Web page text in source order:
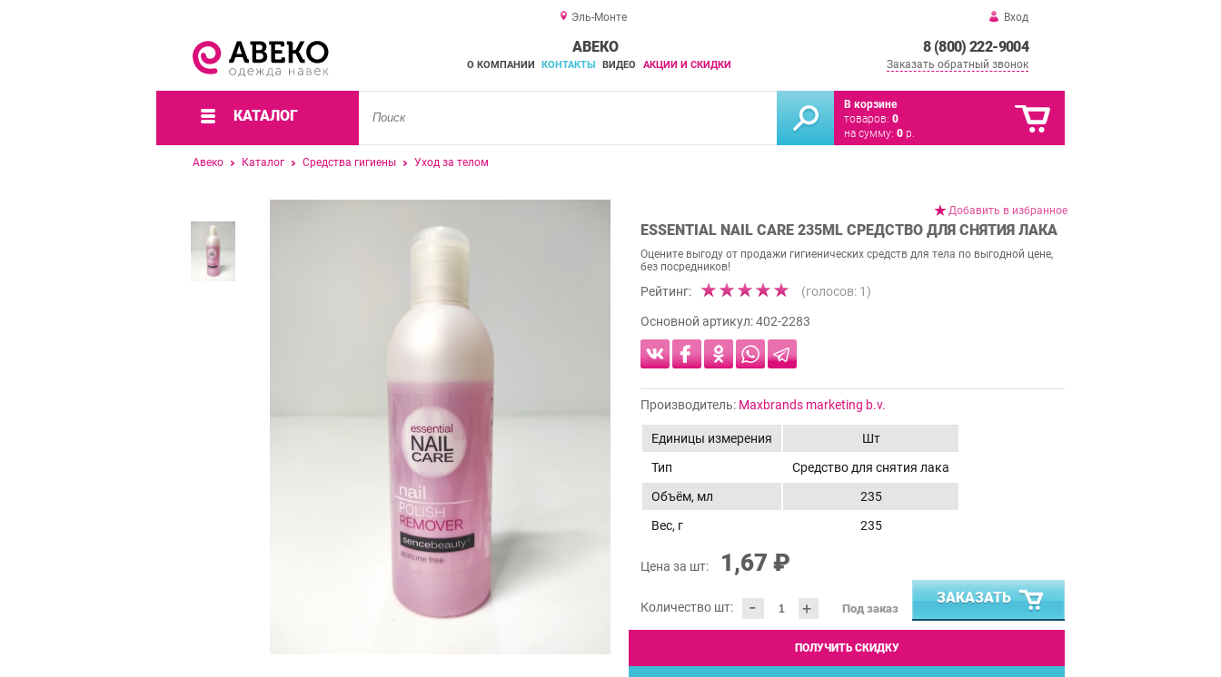
Эль-Монте Вход
8 (800) 222-9004
Заказать обратный звонок
АВЕКО
О КОМПАНИИ КОНТАКТЫ ВИДЕО АКЦИИ И СКИДКИ
КАТАЛОГ
В корзине
товаров: 0
на сумму: 0 р.
Авеко Каталог Средства гигиены Уход за телом
Добавить в избранное
ESSENTIAL NAIL CARE 235ML СРЕДСТВО ДЛЯ СНЯТИЯ ЛАКА
Оцените выгоду от продажи гигиенических средств для тела по выгодной цене,
без посредников!
Рейтинг: (голосов: 1)
Основной артикул:402-2283
Производитель: Maxbrands marketing b.v.
Единицы измерения
Шт
Тип
Средство для снятия лака
Объём, мл
235
Вес, г
235
Цена за шт: 1,67 ₽
Количество шт: - + Под заказ
ЗАКАЗАТЬ
ПОЛУЧИТЬ СКИДКУ